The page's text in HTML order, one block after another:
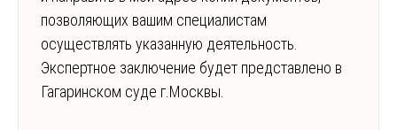
позволяющих вашим специалистам
осуществлять указанную деятельность.
Экспертное заключение будет представлено в
Гагаринском суде г.Москвы.